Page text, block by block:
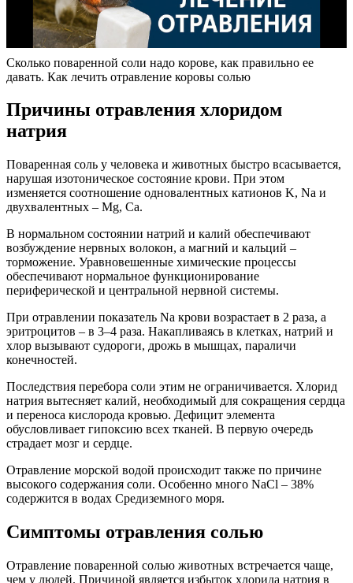
Сколько поваренной соли надо корове, как правильно ее
давать. Как лечить отравление коровы солью
Причины отравления хлоридом
натрия
Поваренная соль у человека и животных быстро всасывается,
нарушая изотоническое состояние крови. При этом
изменяется соотношение одновалентных катионов K, Na и
двухвалентных – Mg, Ca.
В нормальном состоянии натрий и калий обеспечивают
возбуждение нервных волокон, а магний и кальций –
торможение. Уравновешенные химические процессы
обеспечивают нормальное функционирование
периферической и центральной нервной системы.
При отравлении показатель Na крови возрастает в 2 раза, а
эритроцитов – в 3–4 раза. Накапливаясь в клетках, натрий и
хлор вызывают судороги, дрожь в мышцах, параличи
конечностей.
Последствия перебора соли этим не ограничивается. Хлорид
натрия вытесняет калий, необходимый для сокращения сердца
и переноса кислорода кровью. Дефицит элемента
обусловливает гипоксию всех тканей. В первую очередь
страдает мозг и сердце.
Отравление морской водой происходит также по причине
высокого содержания соли. Особенно много NaCl – 38%
содержится в водах Средиземного моря.
Симптомы отравления солью
Отравление поваренной солью животных встречается чаще,
чем у людей. Причиной является избыток хлорида натрия в